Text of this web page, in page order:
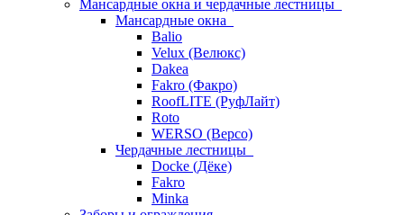
Мансардные окна и чердачные лестницы
Мансардные окна
Balio
Velux (Велюкс)
Dakea
Fakro (Факро)
RoofLITE (РуфЛайт)
Roto
WERSO (Версо)
Чердачные лестницы
Docke (Дёке)
Fakro
Minka